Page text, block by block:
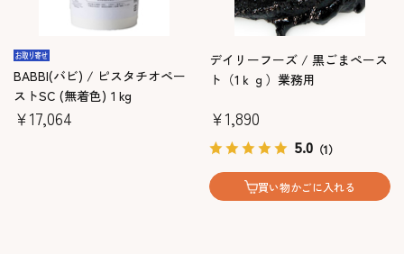
BABBI(バビ) / ピスタチオペー
ストSC (無着色)１kg
￥17,064
デイリーフーズ / 黒ごまペース
ト（1ｋｇ）業務用
￥1,890
5.0 （1）
買い物かごに入れる